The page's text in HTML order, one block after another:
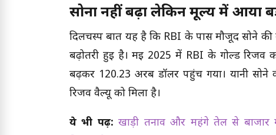
सोना नहीं बढ़ा लेकिन मूल्य में आया
दिलचस्प बात यह है कि RBI के पास मौजूद सोने की
बढ़ोतरी हुई है। मई 2025 में RBI के गोल्ड
बढ़कर 120.23 अरब डॉलर पहुंच गया। यानी सोने
रिजर्व वैल्यू को मिला है।
ये भी पढ़ें: खाड़ी तनाव और महंगे तेल से बाजार